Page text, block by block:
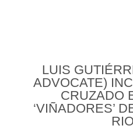
LUIS
ADVOCATE)
CRUZADO
‘VIÑADORES’